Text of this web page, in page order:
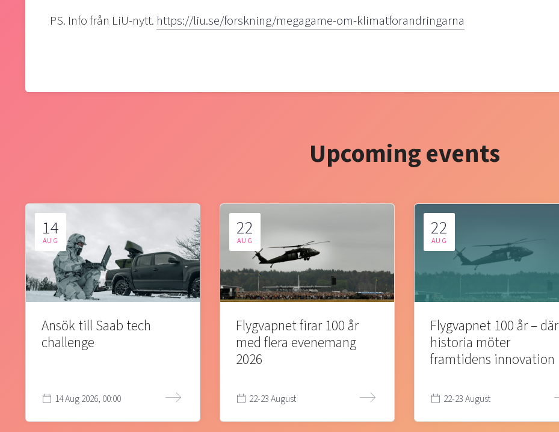
PS. Info från LiU-nytt. https://liu.se/forskning/megagame-om-klimatforandringarna
Upcoming events
14
AUG
Ansök till Saab tech
challenge
14 Aug 2026, 00:00
22
AUG
Flygvapnet firar 100 år
med flera evenemang
2026
22-23 August
22
AUG
Flygvapnet 100 år – där
historia möter
framtidens innovation
22-23 August